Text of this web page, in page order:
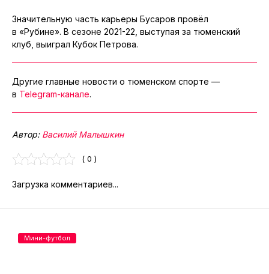
Значительную часть карьеры Бусаров провёл
в «Рубине». В сезоне 2021-22, выступая за тюменский
клуб, выиграл Кубок Петрова.
Другие главные новости о тюменском спорте —
в Telegram-канале.
Автор: Василий Малышкин
( 0 )
Загрузка комментариев...
Мини-футбол